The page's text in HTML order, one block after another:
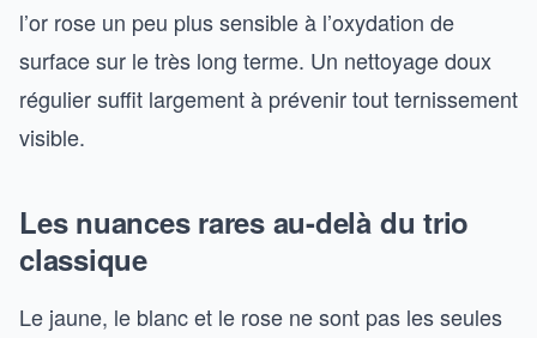
l’or rose un peu plus sensible à l’oxydation de
surface sur le très long terme. Un nettoyage doux
régulier suffit largement à prévenir tout ternissement
visible.
Les nuances rares au-delà du trio
classique
Le jaune, le blanc et le rose ne sont pas les seules